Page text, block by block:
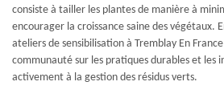
consiste à tailler les plantes de manière à
encourager la croissance saine des végétaux.
ateliers de sensibilisation à Tremblay En
communauté sur les pratiques durables et les
activement à la gestion des résidus verts.